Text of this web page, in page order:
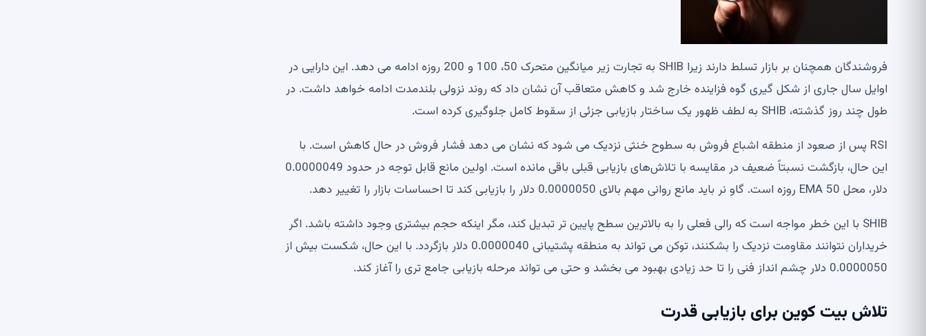
فروشندگان همچنان بر بازار تسلط دارند زیرا SHIB به تجارت زیر میانگین متحرک 50، 100 و 200 روزه ادامه می دهد. این دارایی در
اوایل سال جاری از شکل گیری گوه فزاینده خارج شد و کاهش متعاقب آن نشان داد که روند نزولی بلندمدت ادامه خواهد داشت. در
طول چند روز گذشته، SHIB به لطف ظهور یک ساختار بازیابی جزئی از سقوط کامل جلوگیری کرده است.
RSI پس از صعود از منطقه اشباع فروش به سطوح خنثی نزدیک می شود که نشان می دهد فشار فروش در حال کاهش است. با
این حال، بازگشت نسبتاً ضعیف در مقایسه با تلاش‌های بازیابی قبلی باقی مانده است. اولین مانع قابل توجه در حدود 0.0000049
دلار، محل EMA 50 روزه است. گاو نر باید مانع روانی مهم بالای 0.0000050 دلار را بازیابی کند تا احساسات بازار را تغییر دهد.
SHIB با این خطر مواجه است که رالی فعلی را به بالاترین سطح پایین تر تبدیل کند، مگر اینکه حجم بیشتری وجود داشته باشد. اگر
خریداران نتوانند مقاومت نزدیک را بشکنند، توکن می تواند به منطقه پشتیبانی 0.0000040 دلار بازگردد. با این حال، شکست بیش از
0.0000050 دلار چشم انداز فنی را تا حد زیادی بهبود می بخشد و حتی می تواند مرحله بازیابی جامع تری را آغاز کند.
تلاش بیت کوین برای بازیابی قدرت